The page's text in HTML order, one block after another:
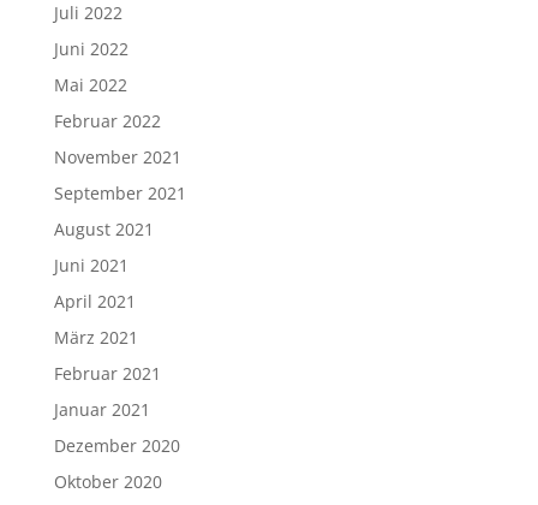
Juli 2022
Juni 2022
Mai 2022
Februar 2022
November 2021
September 2021
August 2021
Juni 2021
April 2021
März 2021
Februar 2021
Januar 2021
Dezember 2020
Oktober 2020